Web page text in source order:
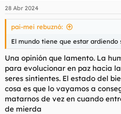
Somos los más estúpidos con las
de la historia. El arte nunca morirá.
inquebrantable.
e
s
28 Abr 2024
pai-mei rebuznó:
El mundo tiene que estar ardiendo
Una opinión que lamento. La
para evolucionar en paz hacia
seres sintientes. El estado del
cosa es que lo vayamos a
matarnos de vez en cuando
de mierda